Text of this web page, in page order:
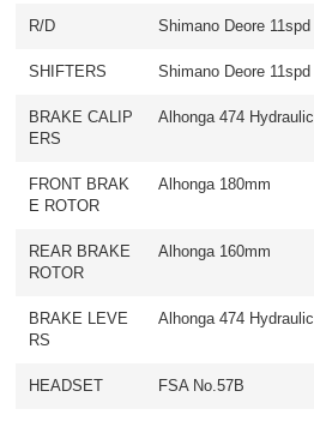
R/D Shimano Deore 11spd
SHIFTERS Shimano Deore 11spd
BRAKE CALIP
ERS
Alhonga 474 Hydraulic
FRONT BRAK
E ROTOR
Alhonga 180mm
REAR BRAKE
ROTOR
Alhonga 160mm
BRAKE LEVE
RS
Alhonga 474 Hydraulic
HEADSET FSA No.57B